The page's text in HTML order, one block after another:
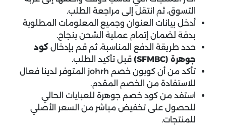
التسوق، ثم انتقل إلى مراجعة الطلب.
أدخل بيانات العنوان وجميع المعلومات المطلوبة
بدقة لضمان إتمام عملية الشحن بنجاح.
حدد طريقة الدفع المناسبة، ثم قم بإدخال كود
جوهرة (SFMBC)
قبل تأكيد الطلب.
تأكد من أن كوبون خصم johrh المتوفر لدينا فعال
للاستفادة من الخصم المقدم.
استفد من كود خصم جوهرة للعبايات الحالي
للحصول على تخفيض مباشر من السعر الأصلي
للمنتجات.